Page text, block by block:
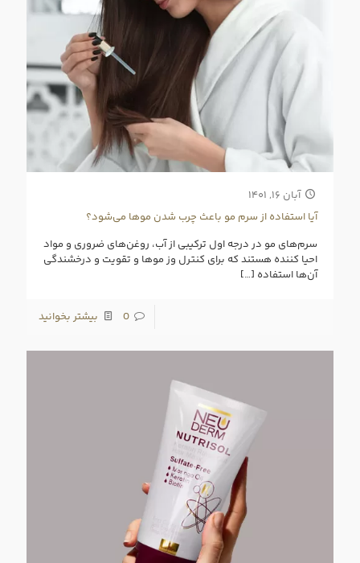
آبان ۱۶, ۱۴۰۱
آیا استفاده از سرم مو باعث چرب شدن موها می‌شود؟
سرم‌های مو در درجه اول ترکیبی از آب، روغن‌‌های ضروری و مواد
احیا کننده هستند که برای کنترل وز موها و تقویت و درخشندگی
آن‌ها استفاده […]
0 بیشتر بخوانید